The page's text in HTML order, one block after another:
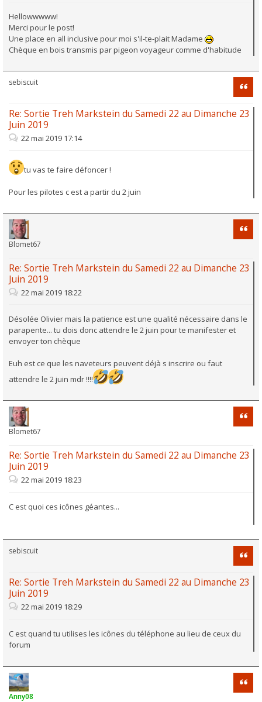
Hellowwwww!
Merci pour le post!
Une place en all inclusive pour moi s'il-te-plait Madame
Chèque en bois transmis par pigeon voyageur comme d'habitude
sebiscuit
Re: Sortie Treh Markstein du Samedi 22 au Dimanche 23
Juin 2019
22 mai 2019 17:14
tu vas te faire défoncer !
Pour les pilotes c est a partir du 2 juin
Blomet67
Re: Sortie Treh Markstein du Samedi 22 au Dimanche 23
Juin 2019
22 mai 2019 18:22
Désolée Olivier mais la patience est une qualité nécessaire dans le
parapente... tu dois donc attendre le 2 juin pour te manifester et
envoyer ton chèque
Euh est ce que les naveteurs peuvent déjà s inscrire ou faut
attendre le 2 juin mdr !!!!
Blomet67
Re: Sortie Treh Markstein du Samedi 22 au Dimanche 23
Juin 2019
22 mai 2019 18:23
C est quoi ces icônes géantes...
sebiscuit
Re: Sortie Treh Markstein du Samedi 22 au Dimanche 23
Juin 2019
22 mai 2019 18:29
C est quand tu utilises les icônes du téléphone au lieu de ceux du
forum
Anny08